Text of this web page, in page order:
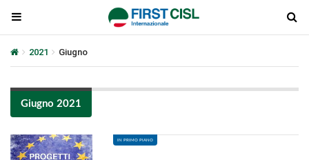
2021 Giugno
Giugno 2021
IN PRIMO PIANO